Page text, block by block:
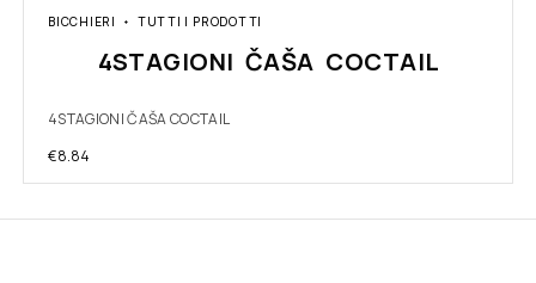
BICCHIERI TUTTI I PRODOTTI
4STAGIONI ČAŠA COCTAIL
4STAGIONI ČAŠA COCTAIL
€8.84